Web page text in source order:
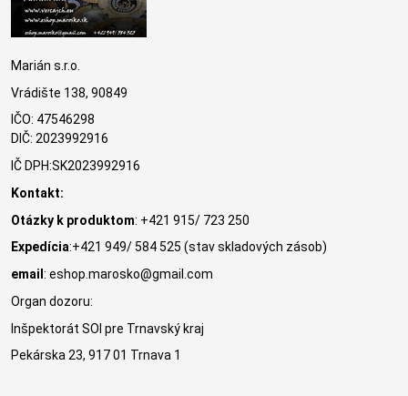
Marián s.r.o.
Vrádište 138, 90849
IČO: 47546298
DIČ: 2023992916
IČ DPH:SK2023992916
Kontakt:
Otázky k produktom: +421 915/ 723 250
Expedícia:+421 949/ 584 525 (stav skladových zásob)
email : eshop.marosko@gmail.com
Organ dozoru:
Inšpektorát SOI pre Trnavský kraj
Pekárska 23, 917 01 Trnava 1